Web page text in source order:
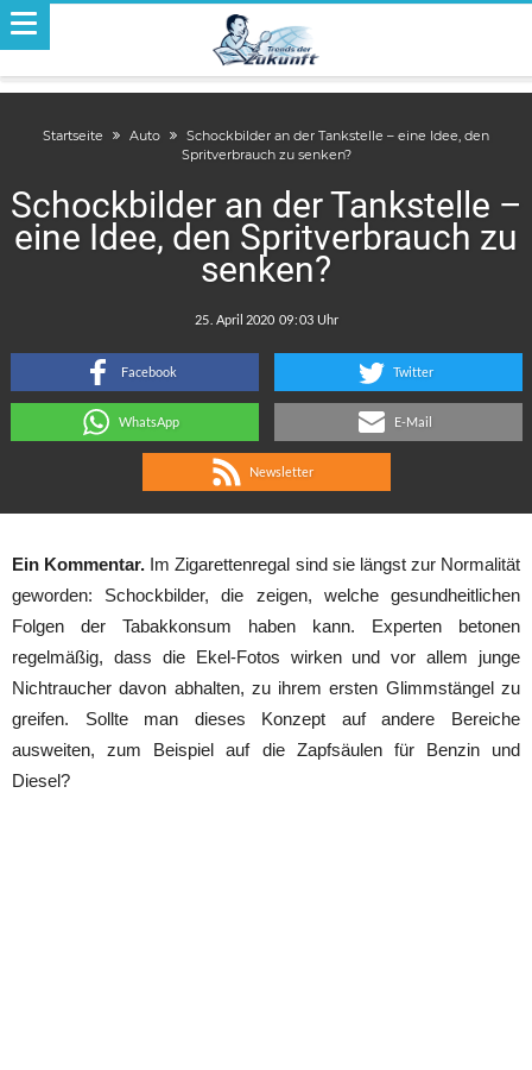
Startseite Auto
Schockbilder an der Tankstelle – eine Idee, den
Spritverbrauch zu senken?
Schockbilder an der Tankstelle –
eine Idee, den Spritverbrauch zu
senken?
:
Facebook Twitter
WhatsApp E-Mail
Newsletter
Ein Kommentar. Im Zigarettenregal sind sie längst zur Normalität
geworden: Schockbilder, die zeigen, welche gesundheitlichen
Folgen der Tabakkonsum haben kann. Experten betonen
regelmäßig, dass die Ekel-Fotos wirken und vor allem junge
Nichtraucher davon abhalten, zu ihrem ersten Glimmstängel zu
greifen. Sollte man dieses Konzept auf andere Bereiche
ausweiten, zum Beispiel auf die Zapfsäulen für Benzin und
Diesel?